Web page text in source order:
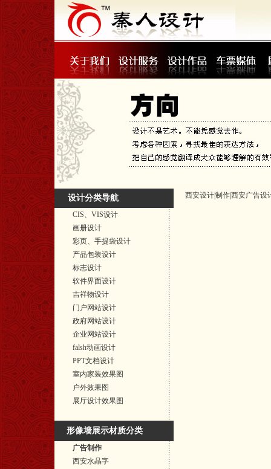
设计分类导航
CIS、VIS设计
画册设计
彩页、手提袋设计
产品包装设计
标志设计
软件界面设计
吉祥物设计
门户网站设计
政府网站设计
企业网站设计
falsh动画设计
PPT文档设计
室内家装效果图
户外效果图
展厅设计效果图
形像墙展示材质分类
广告制作
西安水晶字
西安设计|制作|西安广告设